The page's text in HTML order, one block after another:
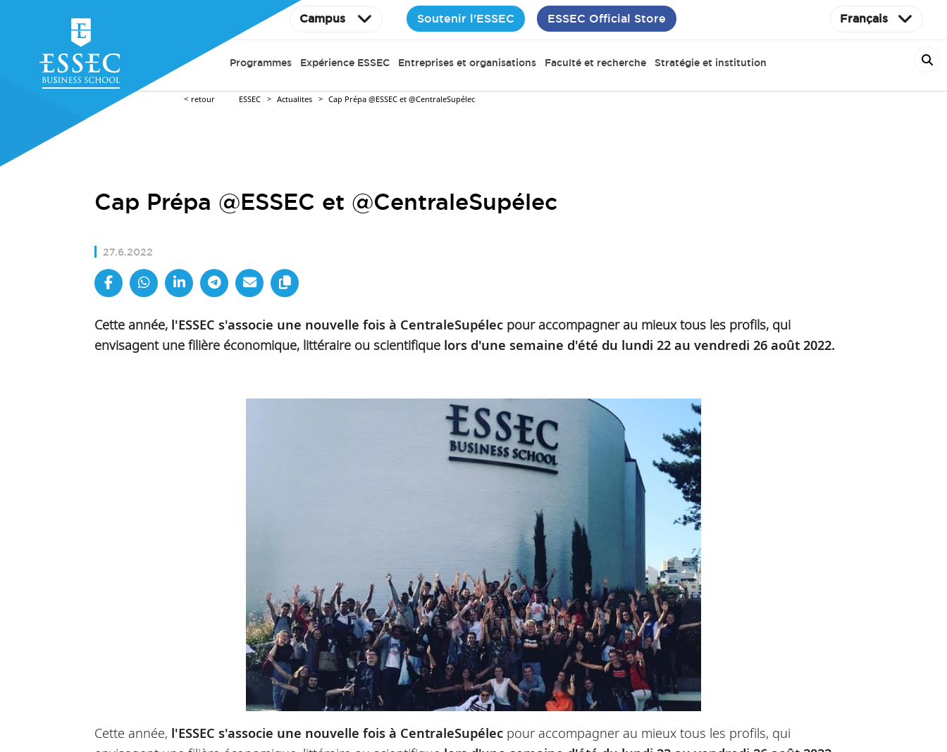
Campus Soutenir l'ESSEC ESSEC Official Store Français
Programmes Expérience ESSEC Entreprises et organisations Faculté et recherche Stratégie et institution
retour ESSEC Actualites Cap Prépa @ESSEC et @CentraleSupélec
Cap Prépa @ESSEC et @CentraleSupélec
27.6.2022
Cette année, l'ESSEC s'associe une nouvelle fois à CentraleSupélec pour accompagner au mieux tous les profils, qui
envisagent une filière économique, littéraire ou scientifique lors d'une semaine d'été du lundi 22 au vendredi 26 août 2022.
Cette année, l'ESSEC s'associe une nouvelle fois à CentraleSupélec pour accompagner au mieux tous les profils, qui